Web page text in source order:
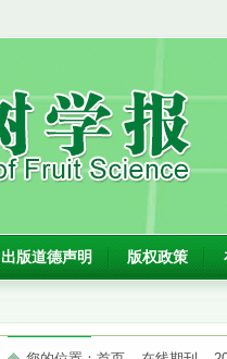
出版道德声明 版权政策